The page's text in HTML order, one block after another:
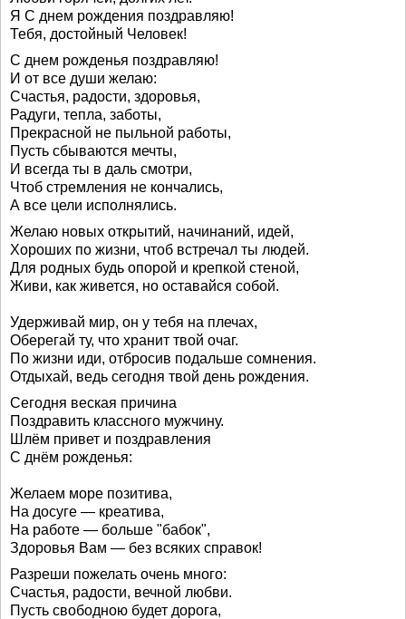
Я С днем рождения поздравляю!
Тебя, достойный Человек!
С днем рожденья поздравляю!
И от все души желаю:
Счастья, радости, здоровья,
Радуги, тепла, заботы,
Прекрасной не пыльной работы,
Пусть сбываются мечты,
И всегда ты в даль смотри,
Чтоб стремления не кончались,
А все цели исполнялись.
Желаю новых открытий, начинаний, идей,
Хороших по жизни, чтоб встречал ты людей.
Для родных будь опорой и крепкой стеной,
Живи, как живется, но оставайся собой.
Удерживай мир, он у тебя на плечах,
Оберегай ту, что хранит твой очаг.
По жизни иди, отбросив подальше сомнения.
Отдыхай, ведь сегодня твой день рождения.
Сегодня веская причина
Поздравить классного мужчину.
Шлём привет и поздравления
С днём рожденья:
Желаем море позитива,
На досуге — креатива,
На работе — больше "бабок",
Здоровья Вам — без всяких справок!
Разреши пожелать очень много:
Счастья, радости, вечной любви.
Пусть свободною будет дорога,